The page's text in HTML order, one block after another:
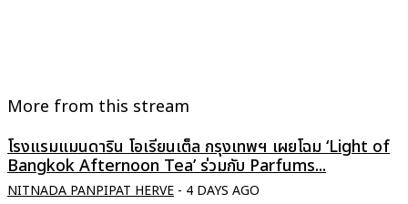
More from this stream
โรงแรมแมนดาริน โอเรียนเต็ล กรุงเทพฯ เผยโฉม ‘Light of
Bangkok Afternoon Tea’ ร่วมกับ Parfums...
NITNADA PANPIPAT HERVE - 4 DAYS AGO